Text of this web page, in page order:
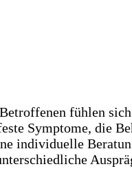
fühlen
Symptome, die
individuelle